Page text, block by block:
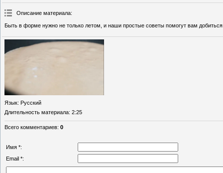
Описание материала:
Быть в форме нужно не только летом, и наши простые советы помогут вам добиться
Язык: Русский
Длительность материала: 2:25
Всего комментариев: 0
Имя *:
Email *: